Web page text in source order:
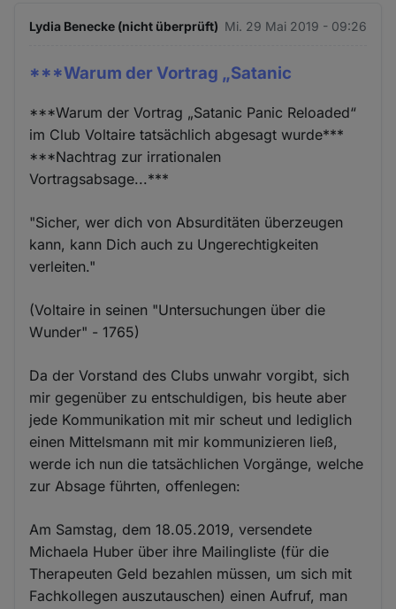
Lydia Benecke (nicht überprüft) Mi. 29 Mai 2019 - 09:26
***Warum der Vortrag „Satanic
***Warum der Vortrag „Satanic Panic Reloaded“
im Club Voltaire​ tatsächlich abgesagt wurde***
***Nachtrag zur irrationalen
Vortragsabsage...***
"Sicher, wer dich von Absurditäten überzeugen
kann, kann Dich auch zu Ungerechtigkeiten
verleiten."
(Voltaire in seinen "Untersuchungen über die
Wunder" - 1765)
Da der Vorstand des Clubs unwahr vorgibt, sich
mir gegenüber zu entschuldigen, bis heute aber
jede Kommunikation mit mir scheut und lediglich
einen Mittelsmann mit mir kommunizieren ließ,
werde ich nun die tatsächlichen Vorgänge, welche
zur Absage führten, offenlegen:
Am Samstag, dem 18.05.2019, versendete
Michaela Huber über ihre Mailingliste (für die
Therapeuten Geld bezahlen müssen, um sich mit
Fachkollegen auszutauschen) einen Aufruf, man